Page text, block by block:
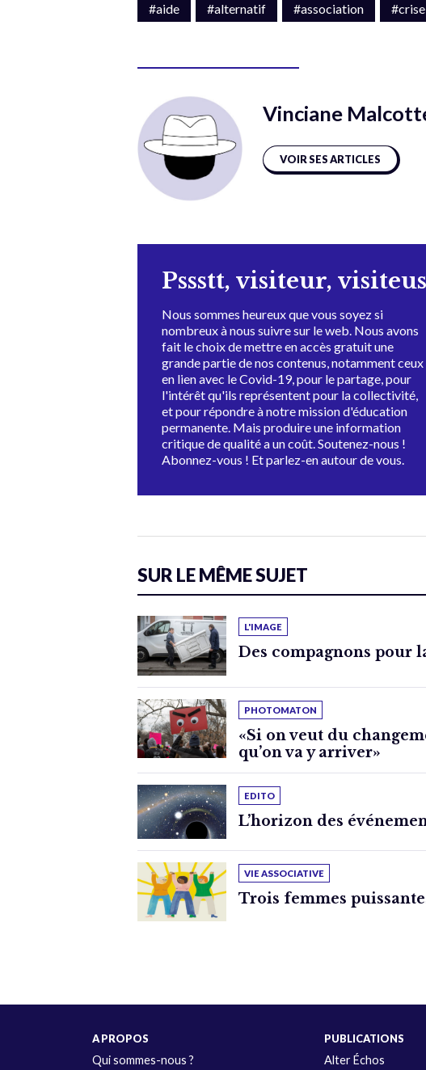
#aide #alternatif #association #crise
Vinciane
VOIR SES ARTICLES
Pssstt, visiteur,
Nous sommes heureux que vous soyez si
nombreux à nous suivre sur le web. Nous avons
fait le choix de mettre en accès gratuit une
grande partie de nos contenus, notamment ceux
en lien avec le Covid-19, pour le partage, pour
l'intérêt qu'ils représentent pour la collectivité,
et pour répondre à notre mission d'éducation
permanente. Mais produire une information
critique de qualité a un coût. Soutenez-nous !
Abonnez-vous ! Et parlez-en autour de vous.
SUR LE MÊME SUJET
L'IMAGE
Des compagnons pour
PHOTOMATON
«Si on veut du
qu’on va y arriver»
EDITO
L’horizon des
VIE ASSOCIATIVE
Trois femmes
A PROPOS
Qui sommes-nous ?
PUBLICATIONS
Alter Échos